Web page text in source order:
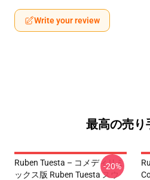
Write your review
最高の売り
Ruben Tuesta – コメディリミ
ックス版 Ruben Tuesta スウ
-20%